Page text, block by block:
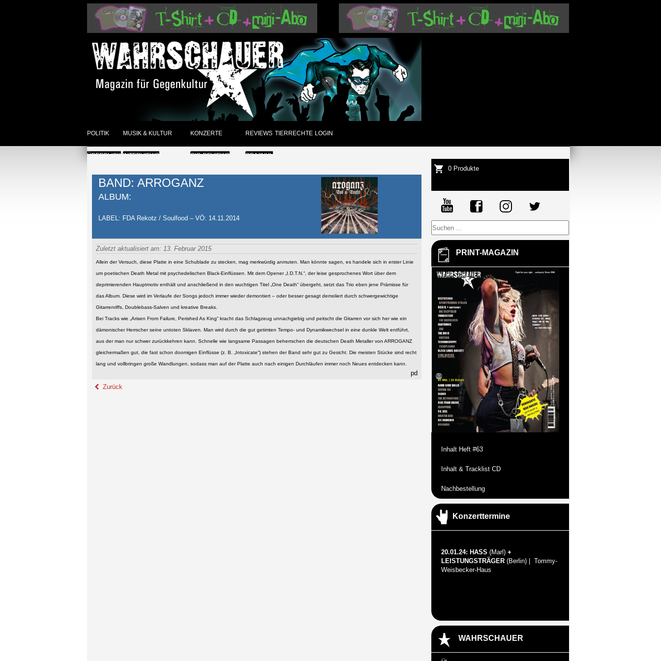
POLITIK
ÜBERBLICK
MUSIK & KULTUR
INTERVIEWS
REVIEWS DER WOCHE
SONSTIGES
ÜBERBLICK
KONZERTE
GIG-REVIEWS
ANKÜNDIGUNGEN
REVIEWS
CD/VINYL
DVD
TIERRECHTE LOGIN
BAND: ARROGANZ
ALBUM:
LABEL: FDA Rekotz / Soulfood – VÖ: 14.11.2014
Zuletzt aktualisiert am: 13. Februar 2015
Allein der Versuch, diese Platte in eine Schublade zu stecken, mag merkwürdig anmuten. Man könnte sagen, es handele sich in erster Linie
um poetischen Death Metal mit psychedelischen Black-Einflüssen. Mit dem Opener „I.D.T.N.“, der leise gesprochenes Wort über dem
deprimierenden Hauptmotiv enthält und anschließend in den wuchtigen Titel „One Death“ übergeht, setzt das Trio eben jene Prämisse für
das Album. Diese wird im Verlaufe der Songs jedoch immer wieder demontiert – oder besser gesagt demoliert durch schwergewichtige
Gitarrenriffs, Doublebass-Salven und kreative Breaks.
Bei Tracks wie „Arisen From Failure, Perished As King“ kracht das Schlagzeug unnachgiebig und peitscht die Gitarren vor sich her wie ein
dämonischer Herrscher seine untoten Sklaven. Man wird durch die gut getimten Tempo- und Dynamikwechsel in eine dunkle Welt entführt,
aus der man nur schwer zurückkehren kann. Schnelle wie langsame Passagen beherrschen die deutschen Death Metaller von ARROGANZ
gleichermaßen gut, die fast schon doomigen Einflüsse (z. B. „Intoxicate“) stehen der Band sehr gut zu Gesicht. Die meisten Stücke sind recht
lang und vollbringen große Wandlungen, sodass man auf der Platte auch nach einigen Durchläufen immer noch Neues entdecken kann.
pd
Zurück
0 Produkte
PRINT-MAGAZIN
Inhalt Heft #63
Inhalt & Tracklist CD
Nachbestellung
Konzerttermine
20.01.24: HASS (Marl) +
LEISTUNGSTRÄGER (Berlin) | Tommy-
Weisbecker-Haus
WAHRSCHAUER